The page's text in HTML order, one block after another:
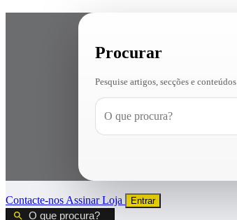
Procurar
Pesquise artigos, secções e conteúdos
Contacte-nos AssinarLoja Entrar